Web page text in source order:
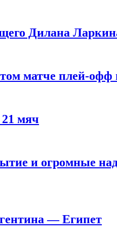
Дилана
матче плей‑офф
21 мяч
и огромные
— Египет